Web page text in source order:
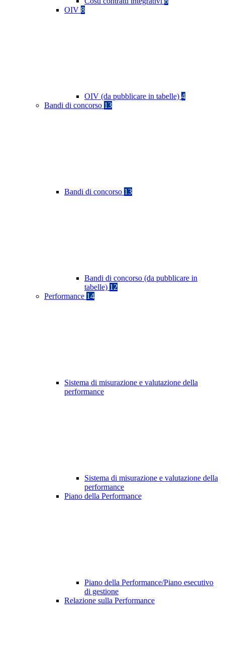
OIV 8
OIV (da pubblicare in tabelle) 4
Bandi di concorso 13
Bandi di concorso 13
Bandi di concorso (da pubblicare in
tabelle) 12
Performance 14
Sistema di misurazione e valutazione della
performance
Sistema di misurazione e valutazione della
performance
Piano della Performance
Piano della Performance/Piano esecutivo
di gestione
Relazione sulla Performance